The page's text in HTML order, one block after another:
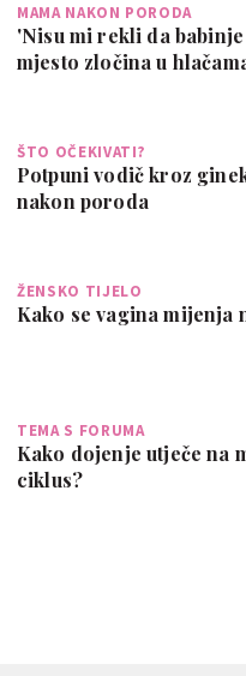
MAMA NAKON PORODA
'Nisu mi rekli da
mjesto zločina u
ŠTO OČEKIVATI?
Potpuni vodič kroz
nakon poroda
ŽENSKO TIJELO
Kako se vagina mijenja
TEMA S FORUMA
Kako dojenje utječe na
ciklus?